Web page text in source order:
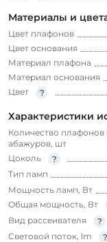
Материалы и
Цвет плафонов
Цвет основания
Материал плафона
Материал основания
Цвет
Характеристики
Количество плафонов
абажуров, шт
Цоколь
Тип ламп
Мощность ламп, Вт
Общая мощность, Вт
Вид рассеивателя
Световой поток, lm